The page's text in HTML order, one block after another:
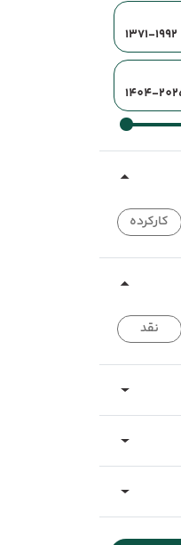
کارکرده
نقد